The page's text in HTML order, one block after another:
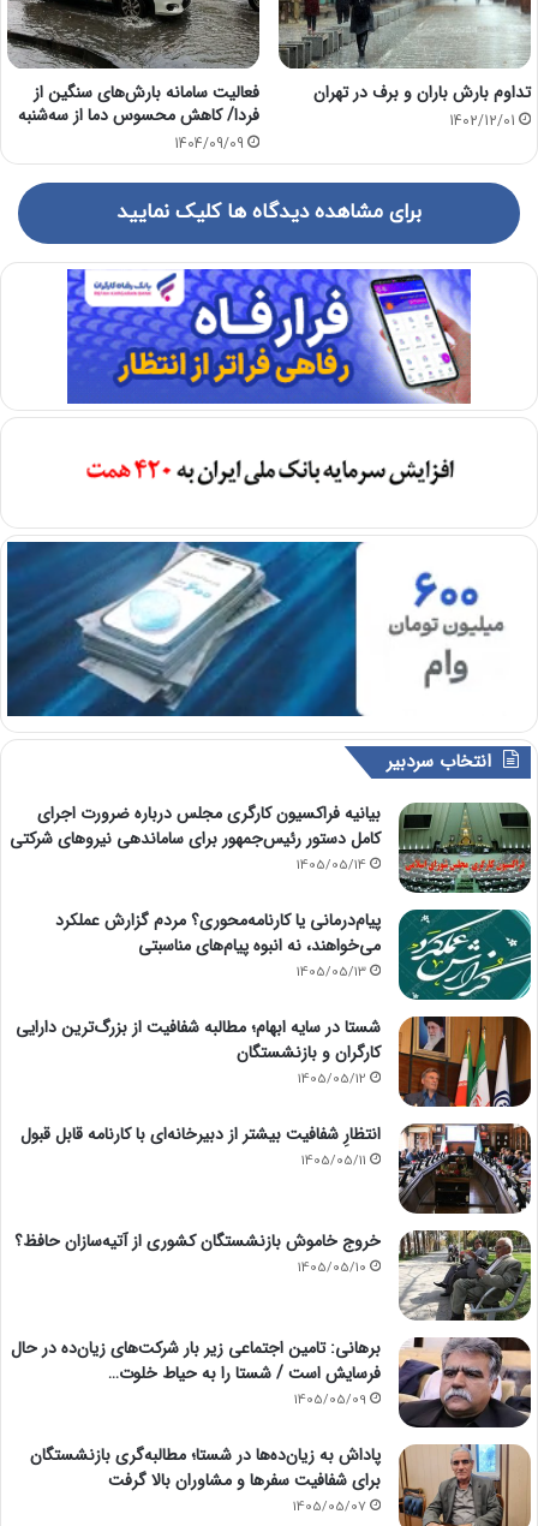
تداوم بارش باران و برف در تهران
1402/12/01
فعالیت سامانه بارش‌های سنگین از
فردا/ کاهش محسوس دما از سه‌شنبه
1404/09/09
برای مشاهده دیدگاه ها کلیک نمایید
انتخاب سردبیر
بیانیه فراکسیون کارگری مجلس درباره ضرورت اجرای
کامل دستور رئیس‌جمهور برای ساماندهی نیروهای شرکتی
1405/05/14
پیام‌درمانی یا کارنامه‌محوری؟ مردم گزارش عملکرد
می‌خواهند، نه انبوه پیام‌های مناسبتی
1405/05/13
شستا در سایه ابهام؛ مطالبه شفافیت از بزرگ‌ترین دارایی
کارگران و بازنشستگان
1405/05/12
انتظارِ شفافیت بیشتر از دبیرخانه‌ای با کارنامه قابل قبول
1405/05/11
خروج خاموش بازنشستگان کشوری از آتیه‌سازان حافظ؟
1405/05/10
برهانی: تامین اجتماعی زیر بار شرکت‌های زیان‌ده در حال
فرسایش است / شستا را به حیاط خلوت…
1405/05/09
پاداش به زیان‌ده‌ها در شستا؛ مطالبه‌گری بازنشستگان
برای شفافیت سفرها و مشاوران بالا گرفت
1405/05/07